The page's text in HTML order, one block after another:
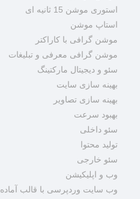
استوری موشن 15 ثانیه ای
استاپ موشن
موشن گرافی با کاراکتر
موشن گرافی معرفی و تبلیغات
سئو و دیجیتال مارکتینگ
بهینه سازی سایت
بهینه سازی تصاویر
بهبود سرعت
سئو داخلی
تولید محتوا
سئو خارجی
وب و اپلیکیشن
وب سایت وردپرسی با قالب آماده